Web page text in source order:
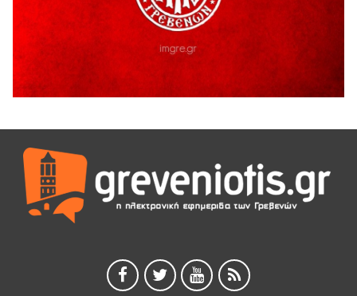
“ΠΟΛΙΤΙΣΤΙΚΟ ΚΑΛΟΚΑΙΡΙ 2026”: Η MARSEAUX LIVE στα
Γρεβενά.
Υπογραφή Μνημονίου Συνεργασίας του Πανεπιστημίου
6 Αυγούστου 2026
Σε απόγνωση λόγω αδέσποτων
6 Αυγούστου 2026
ΔΙΑΚΟΠΗ ΗΛΕΚΤΡΙΚΟΥ ΡΕΥΜΑΤΟΣ
6 Αυγούστου 2026